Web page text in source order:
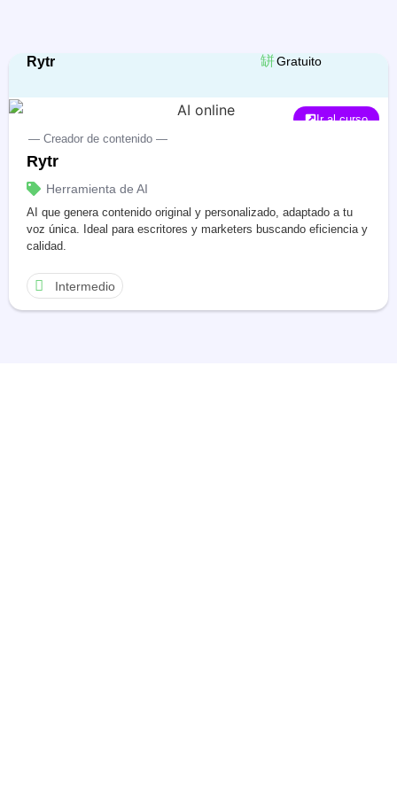
Rytr Gratuito
Ir al curso
— Creador de contenido —
Rytr
Herramienta de AI
AI que genera contenido original y personalizado, adaptado a tu
voz única. Ideal para escritores y marketers buscando eficiencia y
calidad.
Intermedio